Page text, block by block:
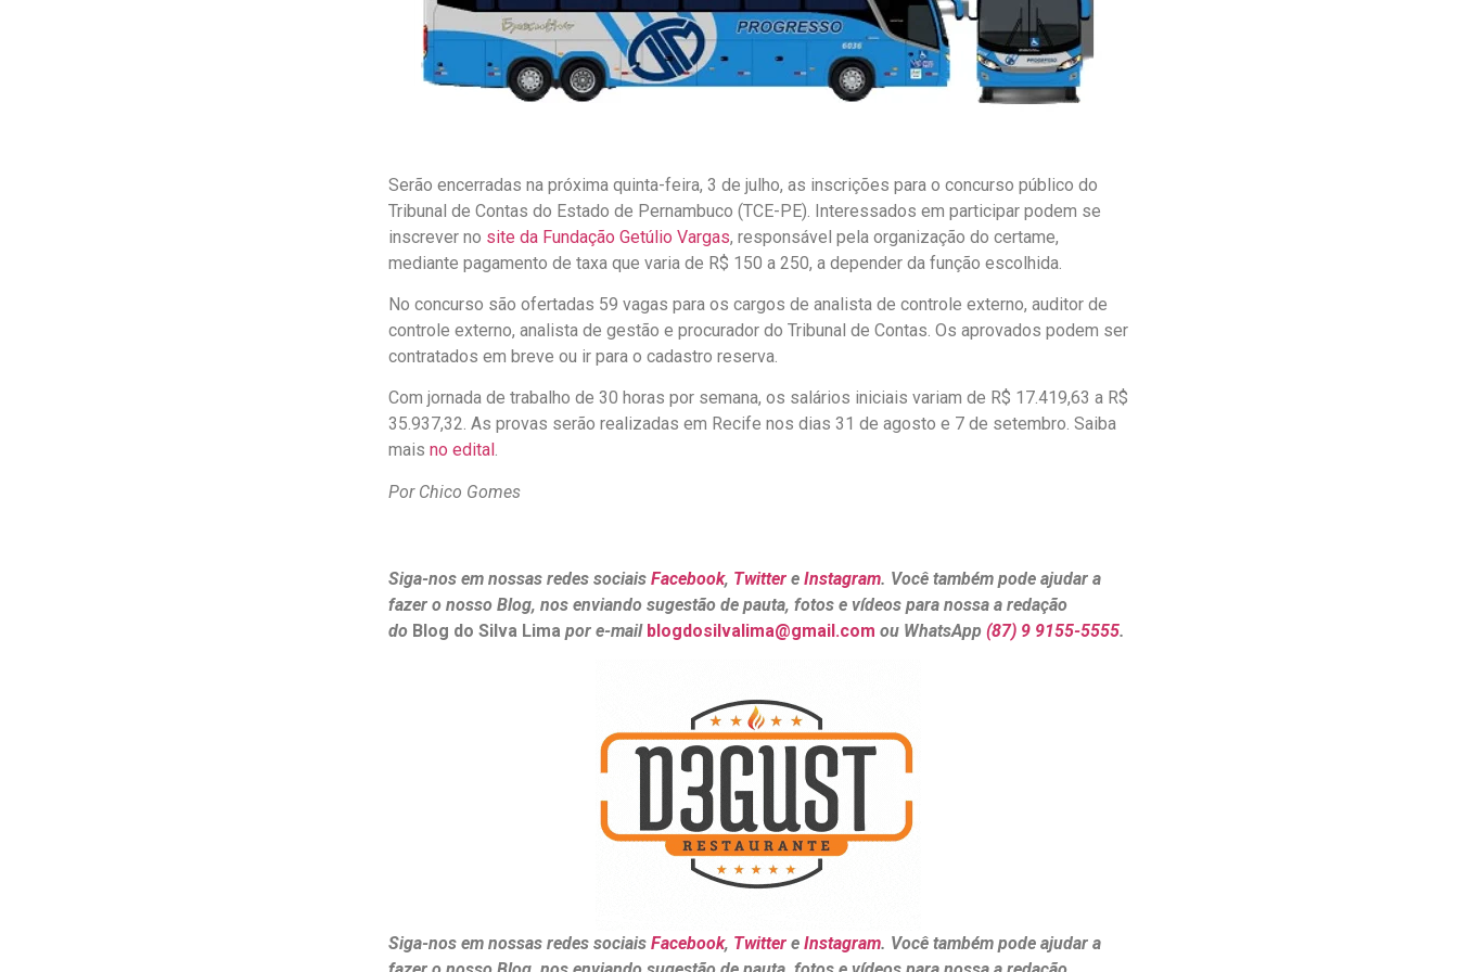
Serão encerradas na próxima quinta-feira, 3 de julho, as inscrições para o concurso público do
Tribunal de Contas do Estado de Pernambuco (TCE-PE). Interessados em participar podem se
inscrever no site da Fundação Getúlio Vargas, responsável pela organização do certame,
mediante pagamento de taxa que varia de R$ 150 a 250, a depender da função escolhida.
No concurso são ofertadas 59 vagas para os cargos de analista de controle externo, auditor de
controle externo, analista de gestão e procurador do Tribunal de Contas. Os aprovados podem ser
contratados em breve ou ir para o cadastro reserva.
Com jornada de trabalho de 30 horas por semana, os salários iniciais variam de R$ 17.419,63 a R$
35.937,32. As provas serão realizadas em Recife nos dias 31 de agosto e 7 de setembro. Saiba
mais no edital .
Por Chico Gomes
Siga-nos em nossas redes sociais Facebook, Twittere Instagram. Você também pode ajudar a
fazer o nosso Blog, nos enviando sugestão de pauta, fotos e vídeos para nossa a redação
doBlog do Silva Lima por e-mail blogdosilvalima@gmail.com ou WhatsApp (87) 9 9155-5555.
Siga-nos em nossas redes sociais Facebook, Twittere Instagram. Você também pode ajudar a